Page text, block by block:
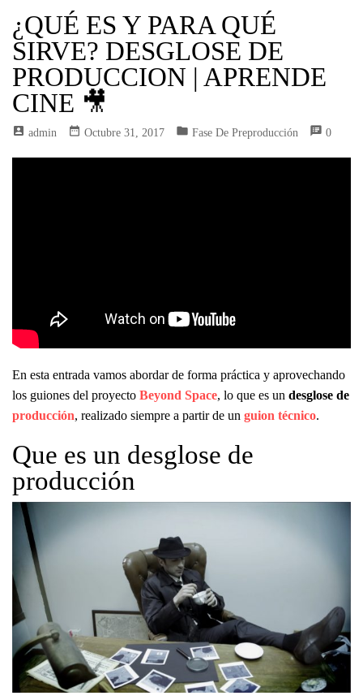
¿QUÉ ES Y PARA QUÉ
SIRVE? DESGLOSE DE
PRODUCCION | APRENDE
CINE 🎥
account_box Admin date_range Octubre 31, 2017 folder Fase De Preproducción speaker_notes 0
En esta entrada vamos abordar de forma práctica y aprovechando
los guiones del proyecto Beyond Space, lo que es un desglose de
producción, realizado siempre a partir de un guion técnico.
Que es un desglose de
producción